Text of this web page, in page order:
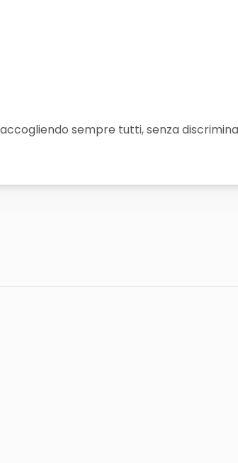
sempre tutti, senza